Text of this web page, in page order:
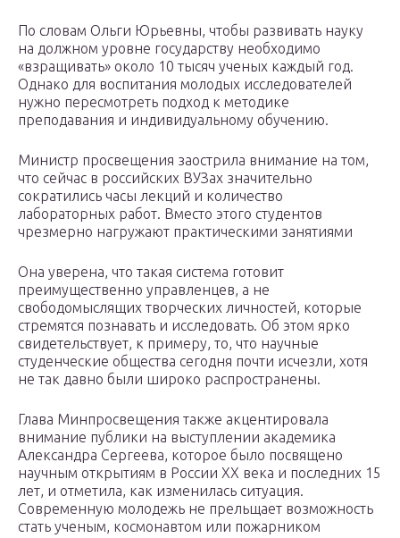
По словам Ольги Юрьевны, чтобы развивать науку
на должном уровне государству необходимо
«взращивать» около 10 тысяч ученых каждый год.
Однако для воспитания молодых исследователей
нужно пересмотреть подход к методике
преподавания и индивидуальному обучению.
Министр просвещения заострила внимание на том,
что сейчас в российских ВУЗах значительно
сократились часы лекций и количество
лабораторных работ. Вместо этого студентов
чрезмерно нагружают практическими занятиями
Она уверена, что такая система готовит
преимущественно управленцев, а не
свободомыслящих творческих личностей, которые
стремятся познавать и исследовать. Об этом ярко
свидетельствует, к примеру, то, что научные
студенческие общества сегодня почти исчезли, хотя
не так давно были широко распространены.
Глава Минпросвещения также акцентировала
внимание публики на выступлении академика
Александра Сергеева, которое было посвящено
научным открытиям в России ХХ века и последних 15
лет, и отметила, как изменилась ситуация.
Современную молодежь не прельщает возможность
стать ученым, космонавтом или пожарником